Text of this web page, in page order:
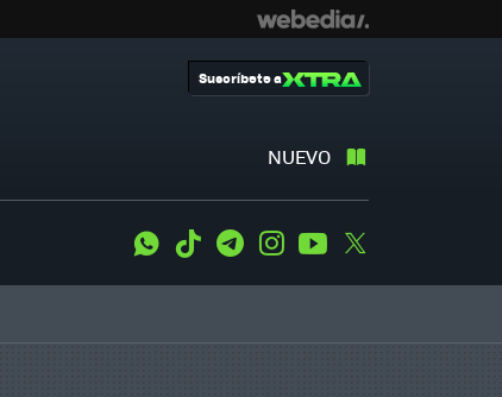
NUEVO
Suscríbete a
WhatsApp
Tiktok TelegramInstagramYoutube